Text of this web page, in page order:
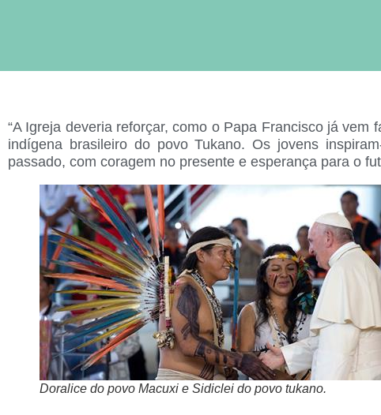
“A Igreja deveria reforçar, como o Papa Francisco já
indígena brasileiro do povo Tukano. Os jovens
passado, com coragem no presente e esperança para o
Doralice do povo Macuxi e Sidiclei do povo tukano.